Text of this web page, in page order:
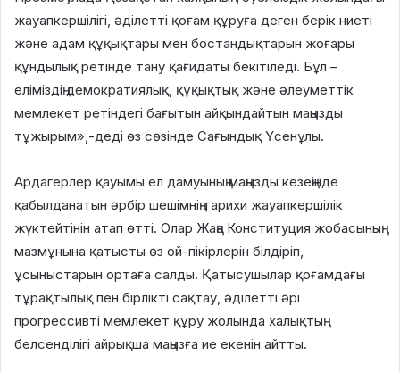
жауапкершілігі, әділетті қоғам құруға деген берік ниеті
және адам құқықтары мен бостандықтарын жоғары
құндылық ретінде тану қағидаты бекітіледі. Бұл –
еліміздің демократиялық, құқықтық және әлеуметтік
мемлекет ретіндегі бағытын айқындайтын маңызды
тұжырым»,-деді өз сөзінде Сағындық Үсенұлы.
Ардагерлер қауымы ел дамуының маңызды кезеңінде
қабылданатын әрбір шешімнің тарихи жауапкершілік
жүктейтінін атап өтті. Олар Жаңа Конституция жобасының
мазмұнына қатысты өз ой-пікірлерін білдіріп,
ұсыныстарын ортаға салды. Қатысушылар қоғамдағы
тұрақтылық пен бірлікті сақтау, әділетті әрі
прогрессивті мемлекет құру жолында халықтың
белсенділігі айрықша маңызға ие екенін айтты.